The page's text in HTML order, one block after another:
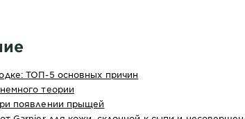
ТОП-5 основных причин
теории
появлении прыщей